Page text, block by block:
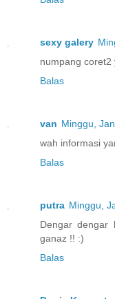
sexy galery
numpang coret2
Balas
van Minggu,
wah informasi
Balas
putra Minggu,
Dengar dengar
ganaz !! :)
Balas